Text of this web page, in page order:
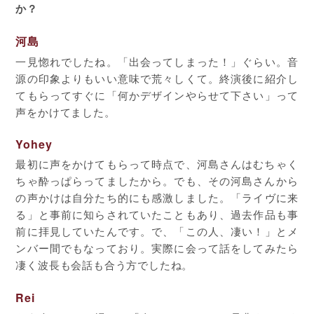
か？
河島
一見惚れでしたね。「出会ってしまった！」ぐらい。音
源の印象よりもいい意味で荒々しくて。終演後に紹介し
てもらってすぐに「何かデザインやらせて下さい」って
声をかけてました。
Yohey
最初に声をかけてもらって時点で、河島さんはむちゃく
ちゃ酔っぱらってましたから。でも、その河島さんから
の声かけは自分たち的にも感激しました。「ライヴに来
る」と事前に知らされていたこともあり、過去作品も事
前に拝見していたんです。で、「この人、凄い！」とメ
ンバー間でもなっており。実際に会って話をしてみたら
凄く波長も会話も合う方でしたね。
Rei